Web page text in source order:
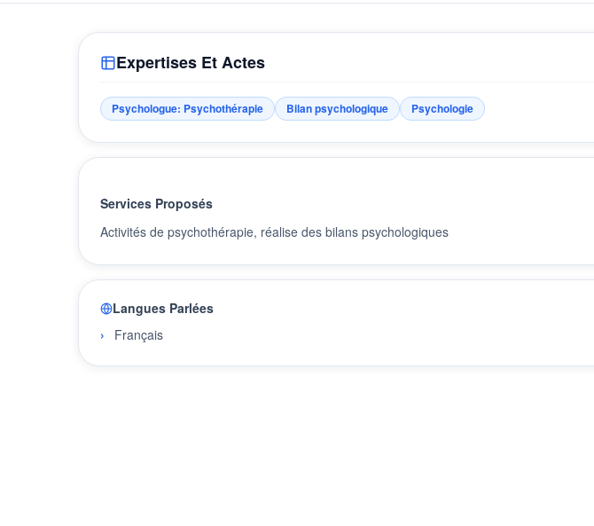
Expertises Et Actes
Psychologue: Psychothérapie Bilan psychologique Psychologie
Services Proposés
Activités de psychothérapie, réalise des bilans psychologiques
Langues Parlées
Français